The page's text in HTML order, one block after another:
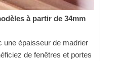
à partir de 34mm
une épaisseur de madrier
de fenêtres et portes